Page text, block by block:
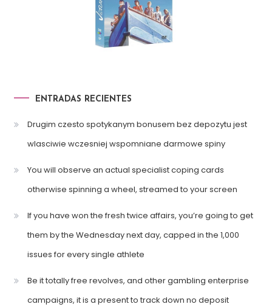
ENTRADAS RECIENTES
Drugim czesto spotykanym bonusem bez depozytu jest
wlasciwie wczesniej wspomniane darmowe spiny
You will observe an actual specialist coping cards
otherwise spinning a wheel, streamed to your screen
If you have won the fresh twice affairs, you’re going to get
them by the Wednesday next day, capped in the 1,000
issues for every single athlete
Be it totally free revolves, and other gambling enterprise
campaigns, it is a present to track down no deposit